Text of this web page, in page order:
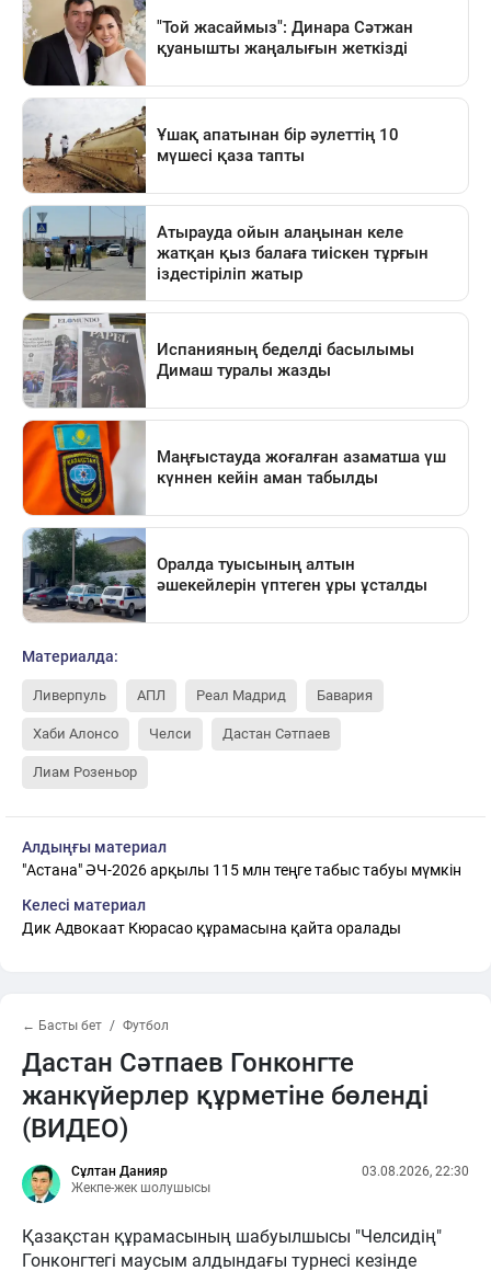
Материалда:
Ливерпуль АПЛ Реал Мадрид Бавария
Хаби Алонсо Челси Дастан Сәтпаев
Лиам Розеньор
Алдыңғы материал
"Астана" ӘЧ-2026 арқылы 115 млн теңге табыс табуы мүмкін
Келесі материал
Дик Адвокаат Кюрасао құрамасына қайта оралады
← Басты бет Футбол
Дастан Сәтпаев Гонконгте
жанкүйерлер құрметіне бөленді
(ВИДЕО)
Сұлтан Данияр
Жекпе-жек шолушысы
03.08.2026, 22:30
Қазақстан құрамасының шабуылшысы "Челсидің"
Гонконгтегі маусым алдындағы турнесі кезінде